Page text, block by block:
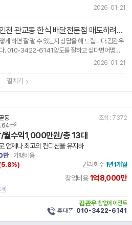
지 상담을 해 드립니다.무료 상담 받아 보시고 결정하
2026-01-21
인천 관교동 한식 배달전문점 매도하려고합니다
게 하면 잘 팔 수 있는지 상담을 해 드립니다.김관우
. 010-3422-6141양도를 잘하고 싶다면어떻게
지 상담을 해 드립니다.무료 상담 받아 보시고 결정하
2026-01-21
펼치기
동
조회 : 7372
/월수익1,000만원/총 13대
언제나 최고의 컨디션을 유지하
만
가맹비용
5.8%) 권리회수 1년1개월
창업비용1억8,000만
김관우 창업에이전트
휴대폰 010-3422-6141